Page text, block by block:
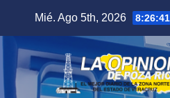
contenido
Mié. Ago 5th, 2026